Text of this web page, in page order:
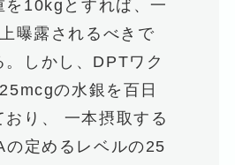
を10kgとすれば、一
曝露されるべきで
。しかし、DPTワク
の水銀を百日
おり、 一本摂取する
の定めるレベルの25